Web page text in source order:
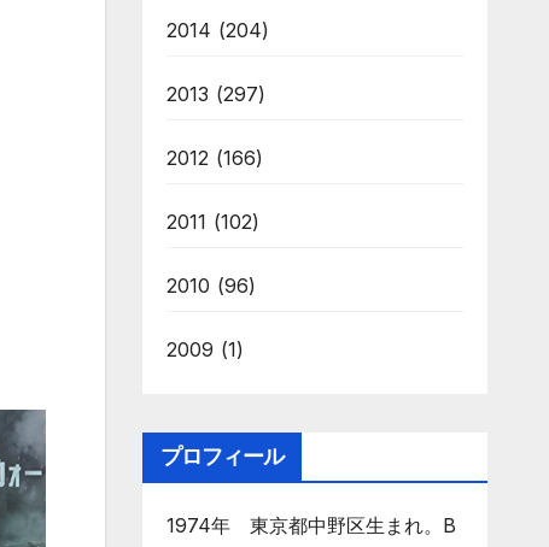
2014 (204)
2013 (297)
2012 (166)
2011 (102)
2010 (96)
2009 (1)
プロフィール
1974年 東京都中野区生まれ。B